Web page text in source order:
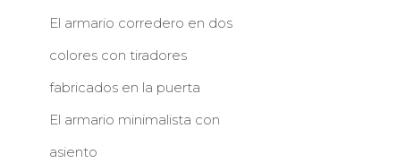
El armario corredero en dos
colores con tiradores
fabricados en la puerta
El armario minimalista con
asiento